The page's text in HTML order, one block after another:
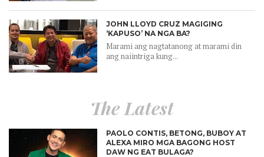
JOHN LLOYD CRUZ MAGIGING
‘KAPUSO’ NA NGA BA?
Marami ang nagtatanong at marami din
ang naiintriga kung...
The Latest
PAOLO CONTIS, BETONG, BUBOY AT
ALEXA MIRO MGA BAGONG HOST
DAW NG EAT BULAGA?